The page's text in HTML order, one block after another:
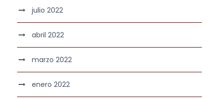
julio 2022
abril 2022
marzo 2022
enero 2022